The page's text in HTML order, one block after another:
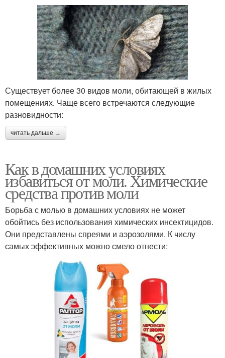
Существует более 30 видов моли, обитающей в жилых
помещениях. Чаще всего встречаются следующие
разновидности:
читать дальше →
Как в домашних условиях
избавиться от моли. Химические
средства против моли
Борьба с молью в домашних условиях не может
обойтись без использования химических инсектицидов.
Они представлены спреями и аэрозолями. К числу
самых эффективных можно смело отнести: